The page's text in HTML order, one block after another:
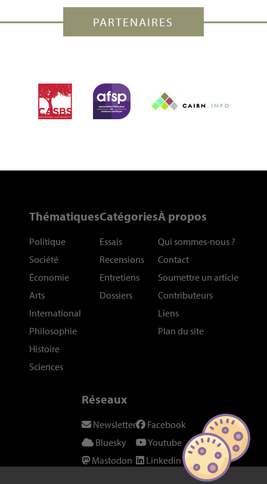
PARTENAIRES
Thématiques
Politique
Société
Économie
Arts
International
Philosophie
Histoire
Sciences
Catégories
Essais
Recensions
Entretiens
Dossiers
À propos
Qui sommes-nous ?
Contact
Soumettre un article
Contributeurs
Liens
Plan du site
Réseaux
Newsletter
Bluesky
Mastodon
Facebook
Youtube
Linkedin